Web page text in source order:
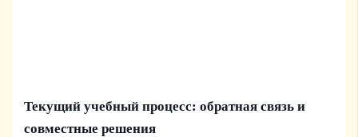
Текущий учебный процесс: обратная связь и
совместные решения